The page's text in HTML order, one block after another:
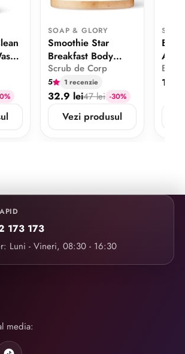
SOAP & GLORY
Smoothie Star
Breakfast Body
Scrub
Scrub de Corp
5 1 recenzie
32.9 lei47 lei -30%
Vezi produsul
15.4
173 173
Luni - Vineri, 08:30 - 16:30
media: